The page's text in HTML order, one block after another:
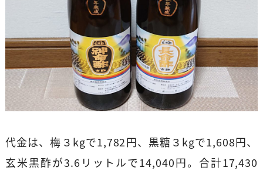
代金は、梅３kgで1,782円、黒糖３kgで1,608円、
玄米黒酢が3.6リットルで14,040円。合計17,430